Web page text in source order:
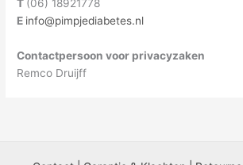
T (06) 18921778
E info@pimpjediabetes.nl
Contactpersoon voor privacyzaken
Remco Druijff